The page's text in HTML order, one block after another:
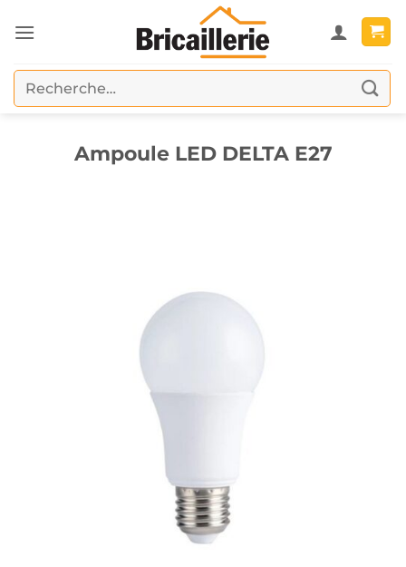
au
Recherche
pour :
Ampoule LED DELTA E27